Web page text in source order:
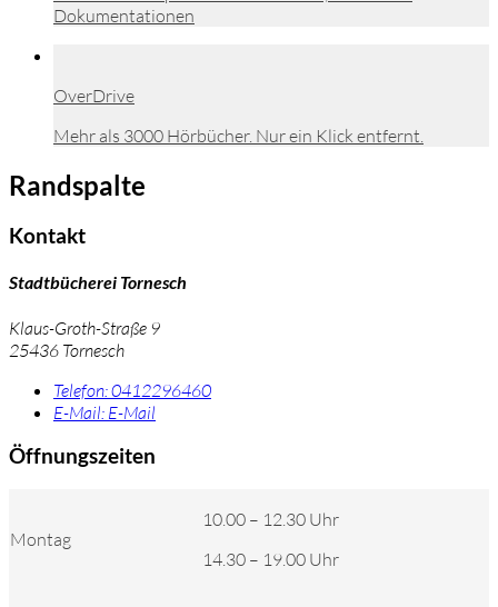
Dokumentationen
OverDrive
Mehr als 3000 Hörbücher. Nur ein Klick entfernt.
Randspalte
Kontakt
Stadtbücherei Tornesch
Klaus-Groth-Straße 9
25436 Tornesch
Telefon:0412296460
E-Mail: E-Mail
Öffnungszeiten
Montag
10.00 – 12.30 Uhr
14.30 – 19.00 Uhr